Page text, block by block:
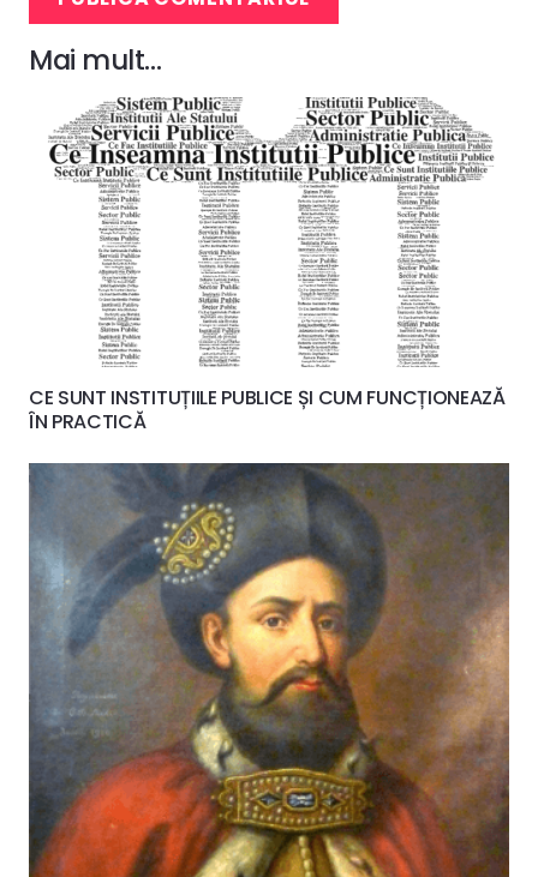
Mai mult…
CE SUNT INSTITUȚIILE PUBLICE ȘI CUM FUNCȚIONEAZĂ
ÎN PRACTICĂ